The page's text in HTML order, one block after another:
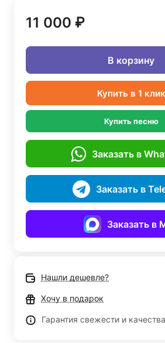
11 000 ₽
В корзину
Купить в 1 клик
Купить песню
Заказать в
Заказать в
Заказать в
Нашли дешевле?
Хочу в подарок
Гарантия свежести и качества